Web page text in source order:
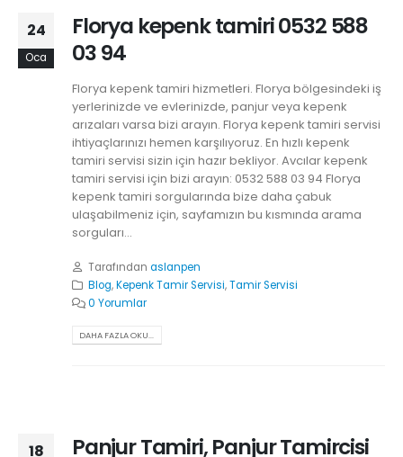
24
Oca
Florya kepenk tamiri 0532 588
03 94
Florya kepenk tamiri hizmetleri. Florya bölgesindeki iş
yerlerinizde ve evlerinizde, panjur veya kepenk
arızaları varsa bizi arayın. Florya kepenk tamiri servisi
ihtiyaçlarınızı hemen karşılıyoruz. En hızlı kepenk
tamiri servisi sizin için hazır bekliyor. Avcılar kepenk
tamiri servisi için bizi arayın: 0532 588 03 94 Florya
kepenk tamiri sorgularında bize daha çabuk
ulaşabilmeniz için, sayfamızın bu kısmında arama
sorguları...
Tarafından aslanpen
Blog,Kepenk Tamir Servisi,Tamir Servisi
0 Yorumlar
DAHA FAZLA OKU...
18 Panjur Tamiri, Panjur Tamircisi